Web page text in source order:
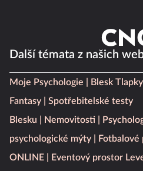
Další témata z našich
Moje Psychologie Blesk Tlapky
Fantasy
Spotřebitelské testy
Blesku
Nemovitosti
psychologické mýty
ONLINE
Eventový prostor